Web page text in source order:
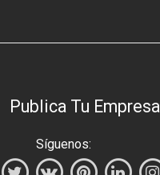
Publica Tu Empresa
Síguenos: